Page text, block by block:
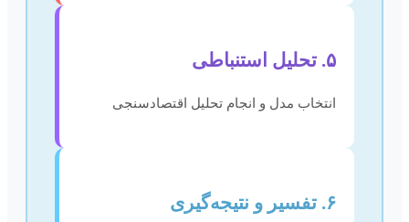
۵. تحلیل استنباطی
انتخاب مدل و انجام تحلیل اقتصادسنجی
۶. تفسیر و نتیجه‌گیری